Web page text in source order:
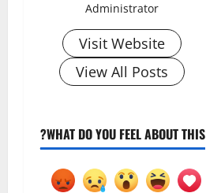
Administrator
Visit Website
View All Posts
WHAT DO YOU FEEL ABOUT THIS?